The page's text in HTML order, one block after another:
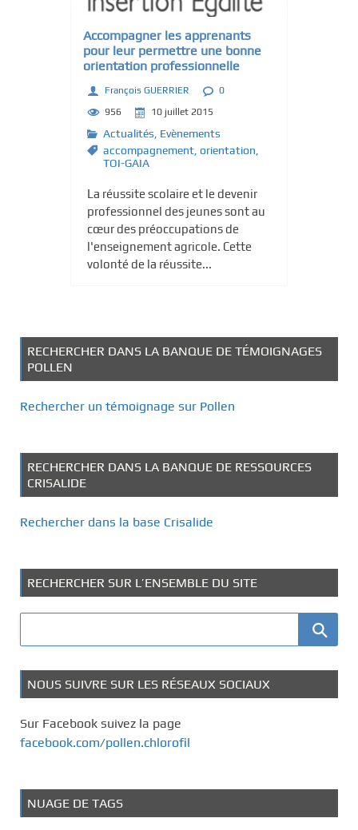
Accompagner les apprenants
pour leur permettre une bonne
orientation professionnelle
François GUERRIER
0
956
10 juillet 2015
Actualités Evènements
accompagnement orientation
TOI-GAIA
La réussite scolaire et le devenir
professionnel des jeunes sont au
cœur des préoccupations de
l'enseignement agricole. Cette
volonté de la réussite...
RECHERCHER DANS LA BANQUE DE TÉMOIGNAGES
POLLEN
Rechercher un témoignage sur Pollen
RECHERCHER DANS LA BANQUE DE RESSOURCES
CRISALIDE
Rechercher dans la base Crisalide
RECHERCHER SUR L’ENSEMBLE DU SITE
NOUS SUIVRE SUR LES RÉSEAUX SOCIAUX
Sur Facebook suivez la page
facebook.com/pollen.chlorofil
NUAGE DE TAGS